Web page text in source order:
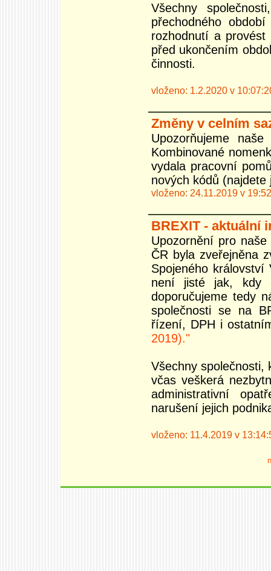
Všechny
přechodného
rozhodnutí a provést
před ukončením
činnosti.
vloženo: 1.2.2020 v
Změny v celním
Upozorňujeme
Kombinované
vydala pracovní
nových kódů
vloženo: 24.11.2019 v
BREXIT - aktuální
Upozornění pro
ČR byla zveřejněna
Spojeného
není jisté jak, kdy
doporučujeme tedy
společnosti se na
řízení, DPH i
2019)."
Všechny společnosti,
včas veškerá
administrativní
narušení jejich
vloženo: 11.4.2019 v